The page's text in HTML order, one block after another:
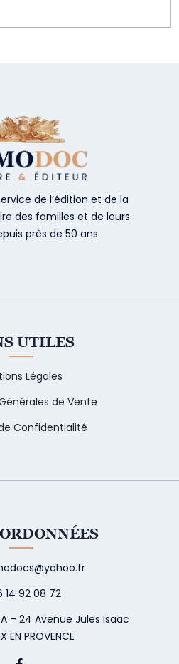
de l’édition et de la
des familles et de leurs
près de 50 ans.
UTILES
Légales
de Vente
Confidentialité
14 92 08 72
– 24 Avenue Jules Isaac
EN PROVENCE